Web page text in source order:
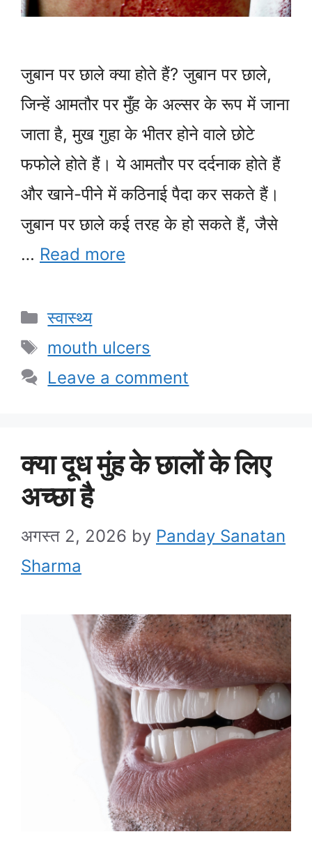
जुबान पर छाले क्या होते हैं? जुबान पर छाले,
जिन्हें आमतौर पर मुँह के अल्सर के रूप में जाना
जाता है, मुख गुहा के भीतर होने वाले छोटे
फफोले होते हैं। ये आमतौर पर दर्दनाक होते हैं
और खाने-पीने में कठिनाई पैदा कर सकते हैं।
जुबान पर छाले कई तरह के हो सकते हैं, जैसे
… Read more
Categories
स्वास्थ्य
Tags
mouth ulcers
Leave a comment
क्या दूध मुंह के छालों के लिए
अच्छा है
अगस्त 2, 2026 by Panday Sanatan
Sharma